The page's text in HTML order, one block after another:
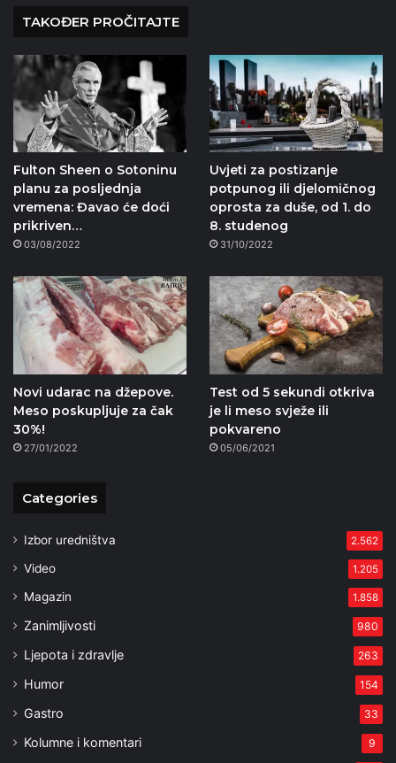
TAKOĐER PROČITAJTE
Fulton Sheen o Sotoninu
planu za posljednja
vremena: Đavao će doći
prikriven…
03/08/2022
Uvjeti za postizanje
potpunog ili djelomičnog
oprosta za duše, od 1. do
8. studenog
31/10/2022
Novi udarac na džepove.
Meso poskupljuje za čak
30%!
27/01/2022
Test od 5 sekundi otkriva
je li meso svježe ili
pokvareno
05/06/2021
Categories
Izbor uredništva 2.562
Video 1.205
Magazin 1.858
Zanimljivosti 980
Ljepota i zdravlje 263
Humor 154
Gastro 33
Kolumne i komentari 9